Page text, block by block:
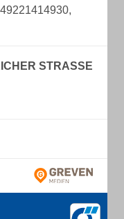
STRASSE